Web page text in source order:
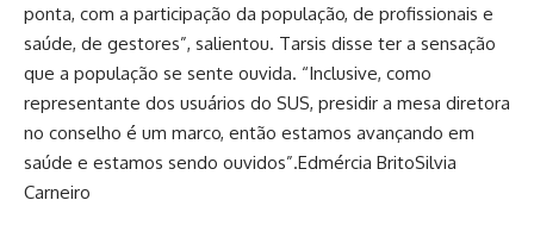
ponta, com a participação da população, de profissionais e
saúde, de gestores”, salientou. Tarsis disse ter a sensação
que a população se sente ouvida. “Inclusive, como
representante dos usuários do SUS, presidir a mesa diretora
no conselho é um marco, então estamos avançando em
saúde e estamos sendo ouvidos”.Edmércia BritoSilvia
Carneiro